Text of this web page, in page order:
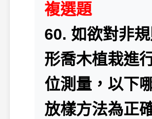
複選題
60. 如欲對非規
形喬木植栽進
位測量，以下
放樣方法為正